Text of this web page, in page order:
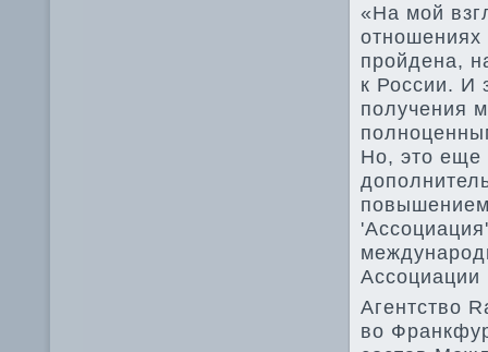
«На мой
отношениях
пройдена,
к России. И
получения
Но, этο еще
Ассоциации
Агентствο
вο